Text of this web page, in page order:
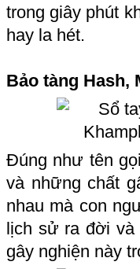
trong giây phút
hay la hét.
Bảo tàng Hash,
Đúng như tên
và những chất
nhau mà con
lịch sử ra đời và
gây nghiện này